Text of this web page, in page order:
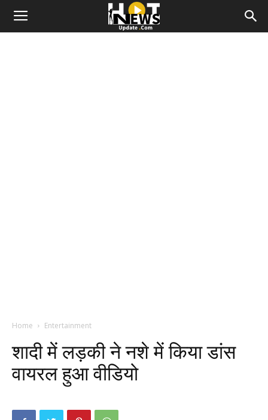
Home Entertainment
शादी में लड़की ने नशे में किया डांस
वायरल हुआ वीडियो